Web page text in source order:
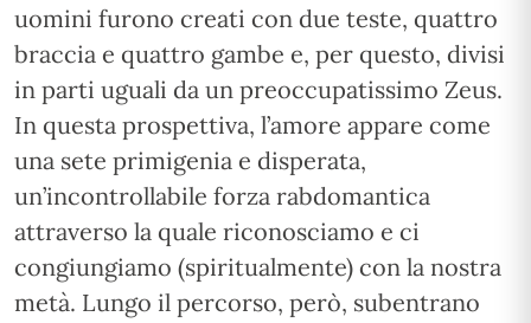
uomini furono creati con due teste, quattro
braccia e quattro gambe e, per questo, divisi
in parti uguali da un preoccupatissimo Zeus.
In questa prospettiva, l’amore appare come
una sete primigenia e disperata,
un’incontrollabile forza rabdomantica
attraverso la quale riconosciamo e ci
congiungiamo (spiritualmente) con la nostra
metà. Lungo il percorso, però, subentrano